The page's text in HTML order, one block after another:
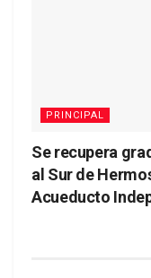
PRINCIPAL
Se recupera
al Sur de
Acueducto